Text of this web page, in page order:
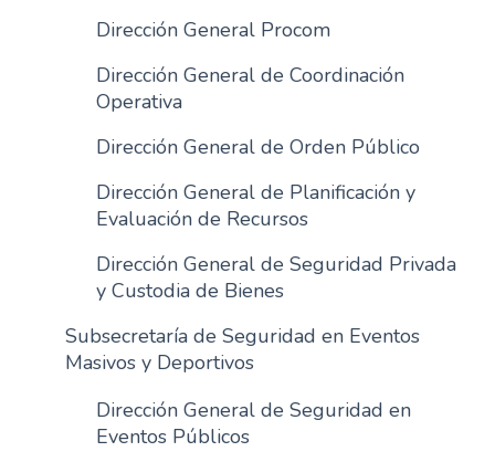
Dirección General Procom
Dirección General de Coordinación
Operativa
Dirección General de Orden Público
Dirección General de Planificación y
Evaluación de Recursos
Dirección General de Seguridad Privada
y Custodia de Bienes
Subsecretaría de Seguridad en Eventos
Masivos y Deportivos
Dirección General de Seguridad en
Eventos Públicos